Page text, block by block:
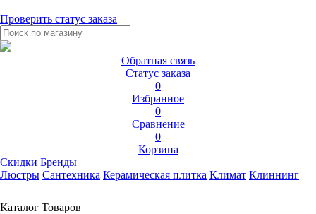
Проверить статус заказа
Обратная связь
Статус заказа
0
Избранное
0
Сравнение
0
Корзина
Скидки Бренды
Люстры Сантехника Керамическая плитка Климат Клиннинг
Каталог Товаров